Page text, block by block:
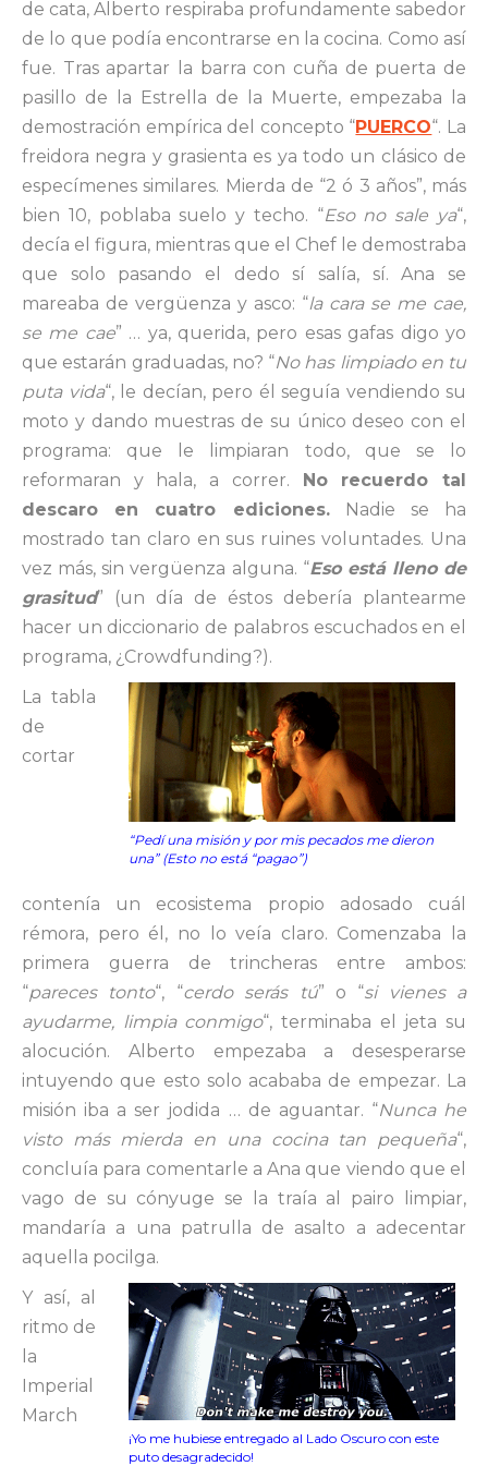
de cata, Alberto respiraba profundamente sabedor
de lo que podía encontrarse en la cocina. Como así
fue. Tras apartar la barra con cuña de puerta de
pasillo de la Estrella de la Muerte, empezaba la
demostración empírica del concepto “PUERCO“. La
freidora negra y grasienta es ya todo un clásico de
especímenes similares. Mierda de “2 ó 3 años”, más
bien 10, poblaba suelo y techo. “Eso no sale ya“,
decía el figura, mientras que el Chef le demostraba
que solo pasando el dedo sí salía, sí. Ana se
mareaba de vergüenza y asco: “la cara se me cae,
se me cae” … ya, querida, pero esas gafas digo yo
que estarán graduadas, no? “No has limpiado en tu
puta vida“, le decían, pero él seguía vendiendo su
moto y dando muestras de su único deseo con el
programa: que le limpiaran todo, que se lo
reformaran y hala, a correr.
No recuerdo tal
descaro en cuatro ediciones.Nadie se ha
mostrado tan claro en sus ruines voluntades. Una
vez más, sin vergüenza alguna. “Eso está lleno de
grasitud” (un día de éstos debería plantearme
hacer un diccionario de palabros escuchados en el
programa, ¿Crowdfunding?).
“Pedí una misión y por mis pecados me dieron
una” (Esto no está “pagao”)
La tabla
de
cortar
contenía un ecosistema propio adosado cuál
rémora, pero él, no lo veía claro. Comenzaba la
primera guerra de trincheras entre ambos:
“pareces tonto“, “cerdo serás tú” o “si vienes a
ayudarme, limpia conmigo“, terminaba el jeta su
alocución. Alberto empezaba a desesperarse
intuyendo que esto solo acababa de empezar. La
misión iba a ser jodida … de aguantar. “Nunca he
visto más mierda en una cocina tan pequeña“,
concluía para comentarle a Ana que viendo que el
vago de su cónyuge se la traía al pairo limpiar,
mandaría a una patrulla de asalto a adecentar
aquella pocilga.
¡Yo me hubiese entregado al Lado Oscuro con este
puto desagradecido!
Y así, al
ritmo de
la
Imperial
March